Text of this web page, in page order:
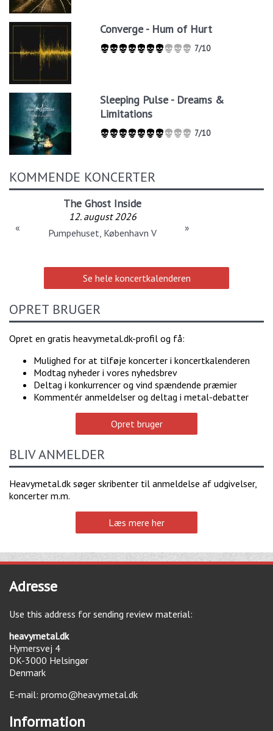
Converge - Hum of Hurt
7/10
Sleeping Pulse - Dreams &
Limitations
7/10
KOMMENDE KONCERTER
The Ghost Inside
12. august 2026
Pumpehuset, København V
« »
Se hele koncertkalenderen
OPRET BRUGER
Opret en gratis heavymetal.dk-profil og få:
Mulighed for at tilføje koncerter i koncertkalenderen
Modtag nyheder i vores nyhedsbrev
Deltag i konkurrencer og vind spændende præmier
Kommentér anmeldelser og deltag i metal-debatter
Opret bruger
BLIV ANMELDER
Heavymetal.dk søger skribenter til anmeldelse af udgivelser,
koncerter m.m.
Læs mere her
Adresse
Use this address for sending review material:
heavymetal.dk
Hymersvej 4
DK-3000 Helsingør
Denmark
E-mail: promo@heavymetal.dk
Information